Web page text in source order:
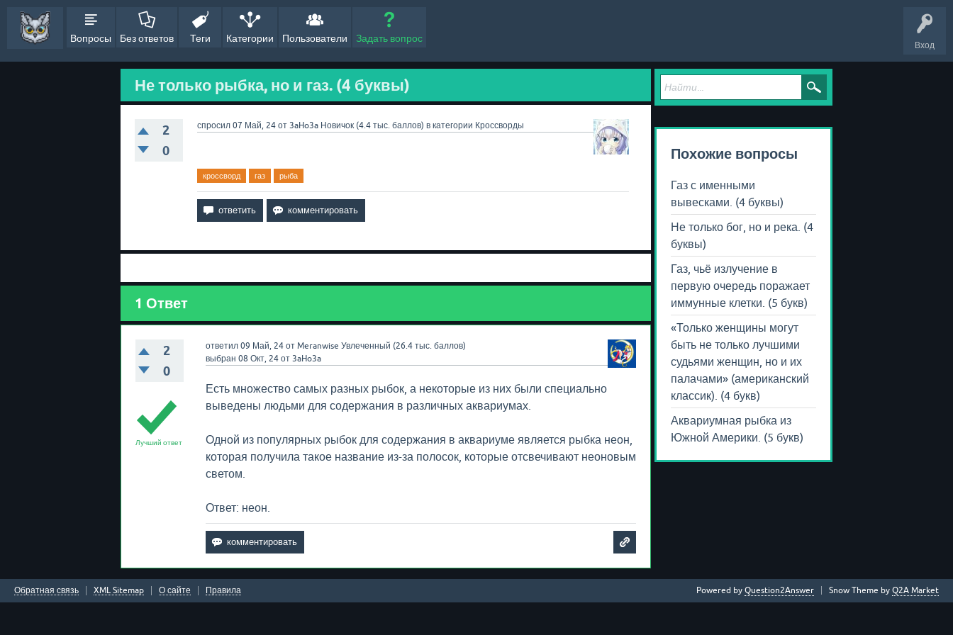
Вход
Вопросы Без ответов Теги Категории Пользователи Задать вопрос
Не только рыбка, но и газ. (4 буквы)
2
0
спросил 07 Май, 24 от 3aHo3a Новичок (4.4 тыс. баллов) в категории Кроссворды
кроссворд газ рыба
1 Ответ
2
0
ответил 09 Май, 24 от Meranwise Увлеченный (26.4 тыс.баллов)
выбран 08 Окт, 24 от 3aHo3a
Лучший ответ
Есть множество самых разных рыбок, а некоторые из них были специально
выведены людьми для содержания в различных аквариумах.
Одной из популярных рыбок для содержания в аквариуме является рыбка неон,
которая получила такое название из-за полосок, которые отсвечивают неоновым
светом.
Ответ: неон.
Похожие вопросы
Газ с именными
вывесками. (4 буквы)
Не только бог, но и река. (4
буквы)
Газ, чьё излучение в
первую очередь поражает
иммунные клетки. (5 букв)
«Только женщины могут
быть не только лучшими
судьями женщин, но и их
палачами» (американский
классик). (4 букв)
Аквариумная рыбка из
Южной Америки. (5 букв)
Обратная связь XML Sitemap О сайте Правила Snow Theme by Q2A Market
Powered by Question2Answer